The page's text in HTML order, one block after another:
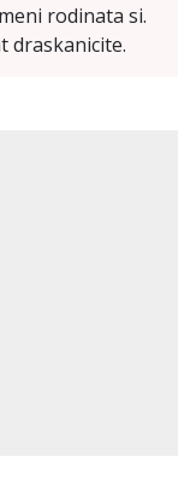
rodinata si.
draskanicite.